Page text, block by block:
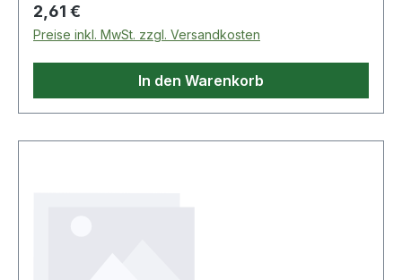
Regulärer Preis:
2,61 €
Preise inkl. MwSt. zzgl. Versandkosten
In den Warenkorb